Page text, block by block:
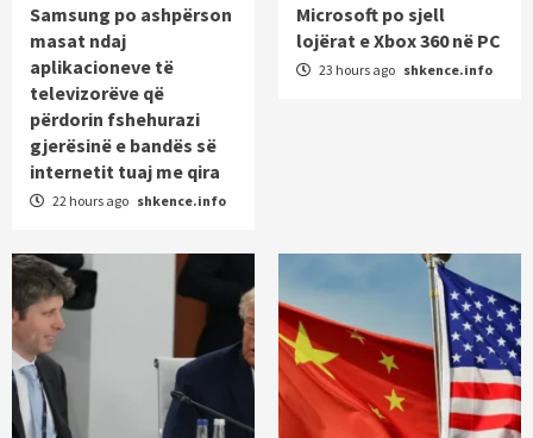
Samsung po ashpërson
masat ndaj
aplikacioneve të
televizorëve që
përdorin fshehurazi
gjerësinë e bandës së
internetit tuaj me qira
22 hours ago shkence.info
Microsoft po sjell
lojërat e Xbox 360 në PC
23 hours ago shkence.info